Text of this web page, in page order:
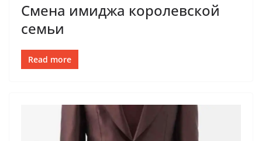
Смена имиджа королевской
семьи
Read more